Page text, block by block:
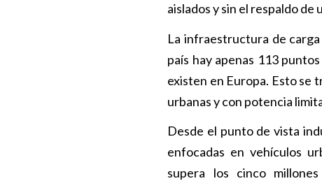
aislados y sin el respaldo
La infraestructura de
país hay apenas 113
existen en Europa. Esto se
urbanas y con potencia
Desde el punto de vista
enfocadas en vehículos
supera los cinco